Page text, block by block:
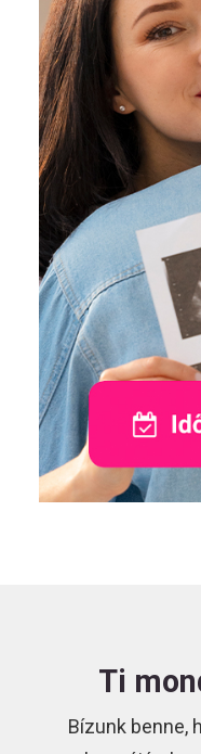
Ti
Bízunk benne,